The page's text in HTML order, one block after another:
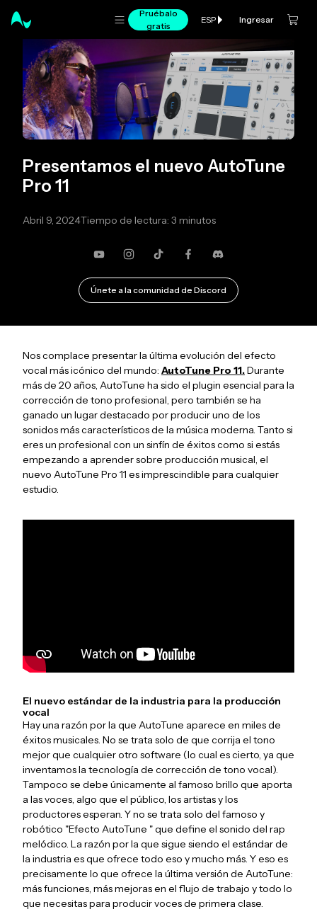
Pruébalo
gratis
ESP Ingresar
Presentamos el nuevo AutoTune
Pro 11
Abril 9, 2024Tiempo de lectura: 3 minutos
YouTubeInstagram
TikTokFacebook
Discordia
Únete a la comunidad de Discord
Nos complace presentar la última evolución del efecto
vocal más icónico del mundo: AutoTune Pro 11.Durante
más de 20 años, AutoTune ha sido el plugin esencial para la
corrección de tono profesional, pero también se ha
ganado un lugar destacado por producir uno de los
sonidos más característicos de la música moderna. Tanto si
eres un profesional con un sinfín de éxitos como si estás
empezando a aprender sobre producción musical, el
nuevo AutoTune Pro 11 es imprescindible para cualquier
estudio.
El nuevo estándar de la industria para la producción
vocal
Hay una razón por la que AutoTune aparece en miles de
éxitos musicales. No se trata solo de que corrija el tono
mejor que cualquier otro software (lo cual es cierto, ya que
inventamos la tecnología de corrección de tono vocal).
Tampoco se debe únicamente al famoso brillo que aporta
a las voces, algo que el público, los artistas y los
productores esperan. Y no se trata solo del famoso y
robótico "Efecto AutoTune " que define el sonido del rap
melódico. La razón por la que sigue siendo el estándar de
la industria es que ofrece todo eso y mucho más. Y eso es
precisamente lo que ofrece la última versión de AutoTune:
más funciones, más mejoras en el flujo de trabajo y todo lo
que necesitas para producir voces de primera clase.